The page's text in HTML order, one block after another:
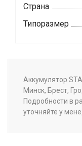
Страна
Типоразмер
Аккумулятор
Минск, Брест,
Подробности в
уточняйте у